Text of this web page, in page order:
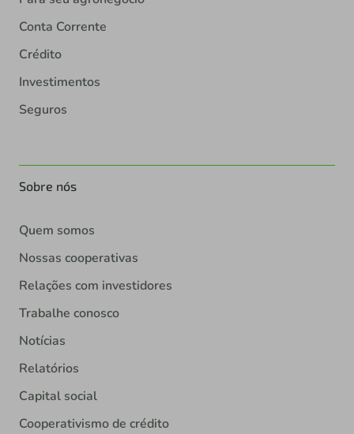
Conta Corrente
Crédito
Investimentos
Seguros
Sobre nós
Quem somos
Nossas cooperativas
Relações com investidores
Trabalhe conosco
Notícias
Relatórios
Capital social
Cooperativismo de crédito